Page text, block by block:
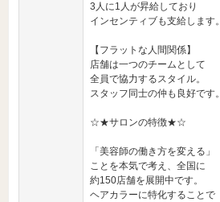
3人に1人が昇給しており
インセンティブも支給します。
【フラットな人間関係】
店舗は一つのチームとして
全員で協力するスタイル。
スタッフ同士の仲も良好です。
☆★サロンの特徴★☆
「美容師の働き方を変える」
ことを本気で考え、全国に
約150店舗を展開中です。
ヘアカラーに特化することで